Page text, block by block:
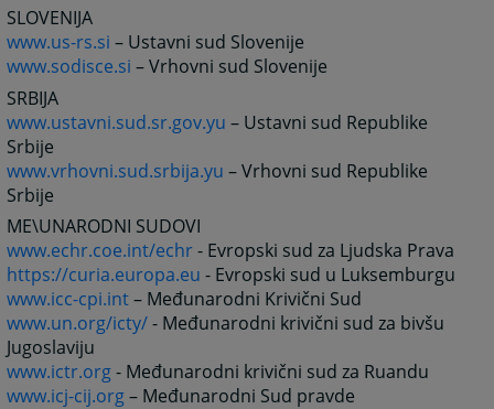
SLOVENIJA
www.us-rs.si – Ustavni sud Slovenije
www.sodisce.si – Vrhovni sud Slovenije
SRBIJA
www.ustavni.sud.sr.gov.yu – Ustavni sud Republike
Srbije
www.vrhovni.sud.srbija.yu – Vrhovni sud Republike
Srbije
ME\UNARODNI SUDOVI
www.echr.coe.int/echr- Evropski sud za Ljudska Prava
https://curia.europa.eu - Evropski sud u Luksemburgu
www.icc-cpi.int– Međunarodni Krivični Sud
www.un.org/icty/- Međunarodni krivični sud za bivšu
Jugoslaviju
www.ictr.org- Međunarodni krivični sud za Ruandu
www.icj-cij.org– Međunarodni Sud pravde